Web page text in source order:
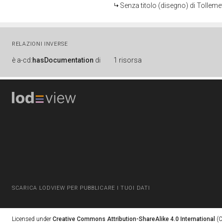
Senza titolo (disegno) di
RELAZIONI INVERSE
è a-cd:hasDocumentation di 1 risorsa
SCARICA LODVIEW PER PUBBLICARE I TUOI DATI
Licensed under Creative Commons Attribution-ShareAlike 4.0 International